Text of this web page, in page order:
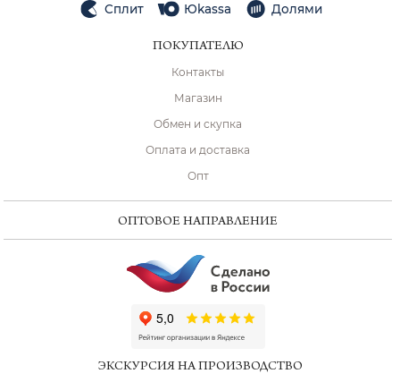
Сплит Юkassa Долями
ПОКУПАТЕЛЮ
Контакты
Магазин
Обмен и скупка
Оплата и доставка
Опт
ОПТОВОЕ НАПРАВЛЕНИЕ
ЭКСКУРСИЯ НА ПРОИЗВОДСТВО